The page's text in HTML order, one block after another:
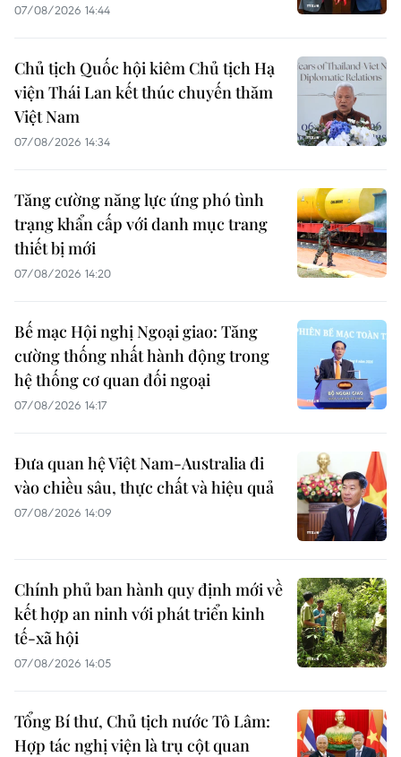
07/08/2026 14:44
Chủ tịch Quốc hội kiêm Chủ tịch Hạ
viện Thái Lan kết thúc chuyến thăm
Việt Nam
07/08/2026 14:34
Tăng cường năng lực ứng phó tình
trạng khẩn cấp với danh mục trang
thiết bị mới
07/08/2026 14:20
Bế mạc Hội nghị Ngoại giao: Tăng
cường thống nhất hành động trong
hệ thống cơ quan đối ngoại
07/08/2026 14:17
Đưa quan hệ Việt Nam-Australia đi
vào chiều sâu, thực chất và hiệu quả
07/08/2026 14:09
Chính phủ ban hành quy định mới về
kết hợp an ninh với phát triển kinh
tế-xã hội
07/08/2026 14:05
Tổng Bí thư, Chủ tịch nước Tô Lâm:
Hợp tác nghị viện là trụ cột quan